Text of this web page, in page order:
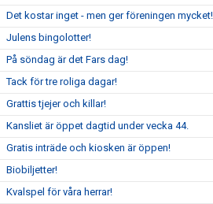
Det kostar inget - men ger föreningen mycket!
Julens bingolotter!
På söndag är det Fars dag!
Tack för tre roliga dagar!
Grattis tjejer och killar!
Kansliet är öppet dagtid under vecka 44.
Gratis inträde och kiosken är öppen!
Biobiljetter!
Kvalspel för våra herrar!